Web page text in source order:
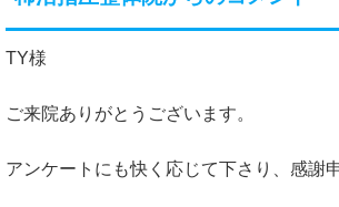
TY様
ご来院ありがとうございます。
アンケートにも快く応じて下さり、感謝